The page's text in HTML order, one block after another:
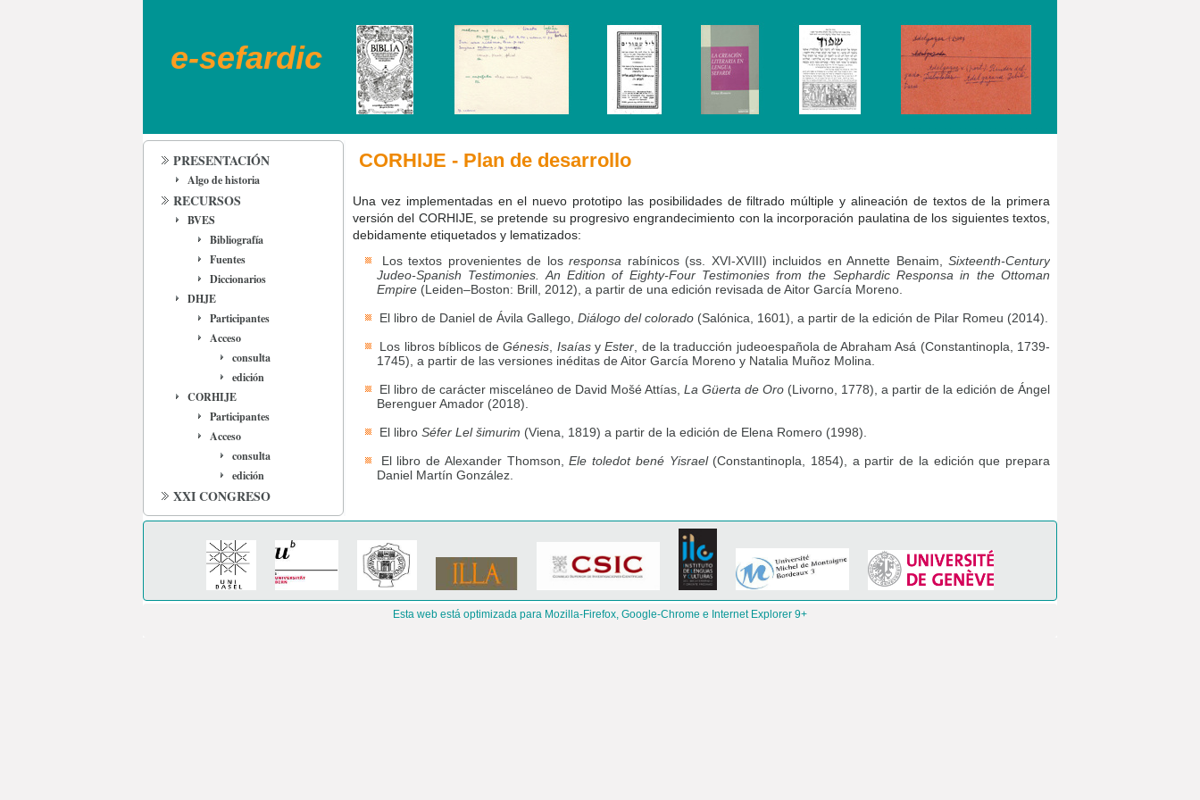
e-sefardic
PRESENTACIÓN
Algo de historia
RECURSOS
BVES
Bibliografía
Fuentes
Diccionarios
DHJE
Participantes
Acceso
consulta
edición
CORHIJE
Participantes
Acceso
consulta
edición
XXI CONGRESO
CORHIJE - Plan de desarrollo
Una vez implementadas en el nuevo prototipo las posibilidades de filtrado múltiple y alineación de textos de la primera
versión del CORHIJE, se pretende su progresivo engrandecimiento con la incorporación paulatina de los siguientes textos,
debidamente etiquetados y lematizados:
Los textos provenientes de los responsa rabínicos (ss. XVI-XVIII) incluidos en Annette Benaim, Sixteenth-Century
Judeo-Spanish Testimonies. An Edition of Eighty-Four Testimonies from the Sephardic Responsa in the Ottoman
Empire (Leiden–Boston: Brill, 2012), a partir de una edición revisada de Aitor García Moreno.
El libro de Daniel de Ávila Gallego, Diálogo del colorado (Salónica, 1601), a partir de la edición de Pilar Romeu (2014).
Los libros bíblicos de Génesis IsaíasyEster , de la traducción judeoespañola de Abraham Asá (Constantinopla, 1739-
1745), a partir de las versiones inéditas de Aitor García Moreno y Natalia Muñoz Molina.
El libro de carácter misceláneo de David Mošé Attías, La Güerta de Oro (Livorno, 1778), a partir de la edición de Ángel
Berenguer Amador (2018).
El libro Séfer Lel šimurim (Viena, 1819) a partir de la edición de Elena Romero (1998).
El libro de Alexander Thomson,Ele toledot bené Yisrael(Constantinopla, 1854), a partir de la edición que prepara
Daniel Martín González.
Esta web está optimizada para Mozilla-Firefox, Google-Chrome e Internet Explorer 9+